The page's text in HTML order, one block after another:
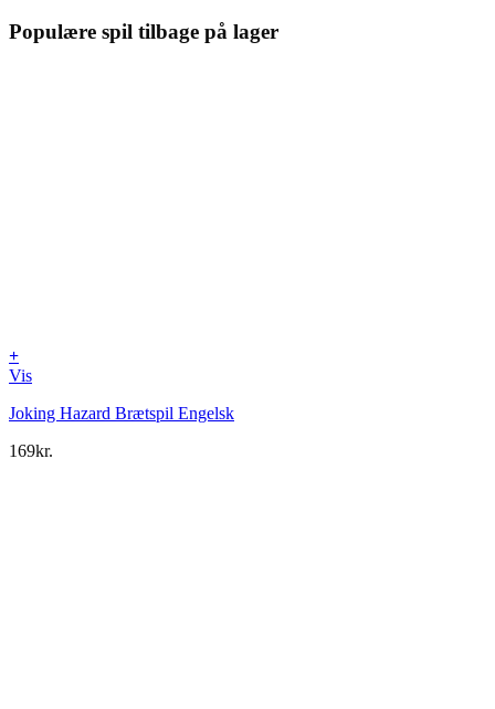
Populære spil tilbage på lager
+
Vis
Joking Hazard Brætspil Engelsk
169kr.